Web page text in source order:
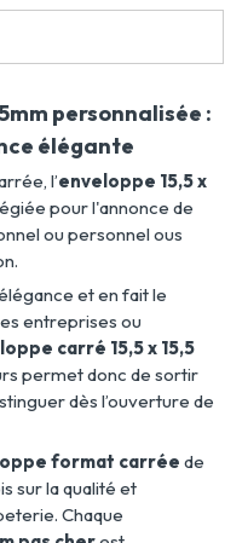
personnalisée :
élégante
l’enveloppe 15,5 x
pour l'annonce de
ou personnel ous
et en fait le
entreprises ou
carré 15,5 x 15,5
permet donc de sortir
dès l’ouverture de
format carrée de
sur la qualité et
Chaque